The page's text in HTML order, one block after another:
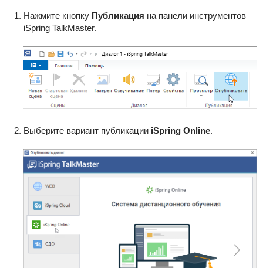
Нажмите кнопку Публикация на панели инструментов
iSpring TalkMaster.
Выберите вариант публикации iSpring Online.